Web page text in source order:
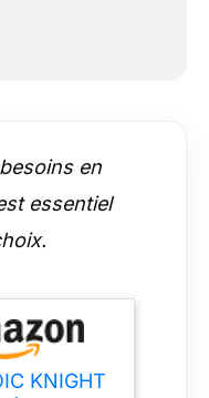
en
essentiel
KNIGHT